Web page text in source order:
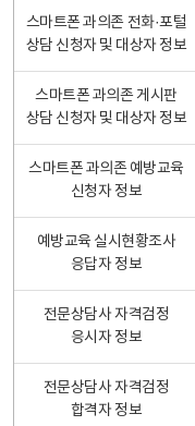
스마트폰 과의존 전화·포털
상담 신청자 및 대상자 정보
스마트폰 과의존 게시판
상담 신청자 및 대상자 정보
스마트폰 과의존 예방교육
신청자 정보
예방교육 실시현황조사
응답자 정보
전문상담사 자격검정
응시자 정보
전문상담사 자격검정
합격자 정보